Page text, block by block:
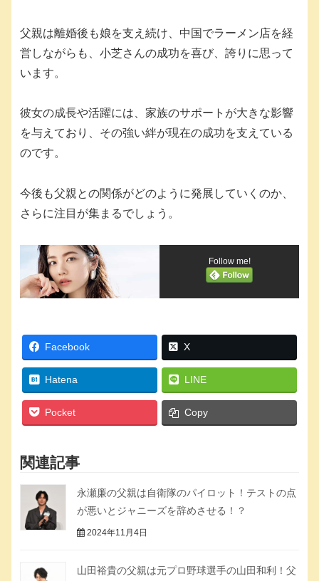
父親は離婚後も娘を支え続け、中国でラーメン店を経
営しながらも、小芝さんの成功を喜び、誇りに思って
います。
彼女の成長や活躍には、家族のサポートが大きな影響
を与えており、その強い絆が現在の成功を支えている
のです。
今後も父親との関係がどのように発展していくのか、
さらに注目が集まるでしょう。
Follow me!
Facebook X
Hatena LINE
Pocket Copy
関連記事
永瀬廉の父親は自衛隊のパイロット！テストの点
が悪いとジャニーズを辞めさせる！？
2024年11月4日
山田裕貴の父親は元プロ野球選手の山田和利！父